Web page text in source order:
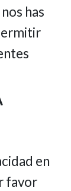
has
en
favor